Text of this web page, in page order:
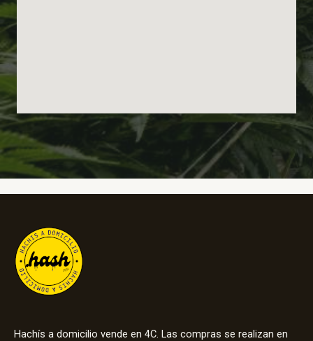
Hachís a domicilio vende en 4C. Las compras se realizan en